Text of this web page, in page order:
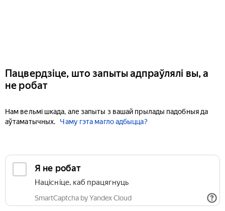
Пацвердзіце, што запыты адпраўлялі вы, а
не робат
Нам вельмі шкада, але запыты з вашай прылады падобныя да
аўтаматычных.
Чаму гэта магло адбыцца?
Я не робат
Націсніце, каб працягнуць
SmartCaptcha by Yandex Cloud